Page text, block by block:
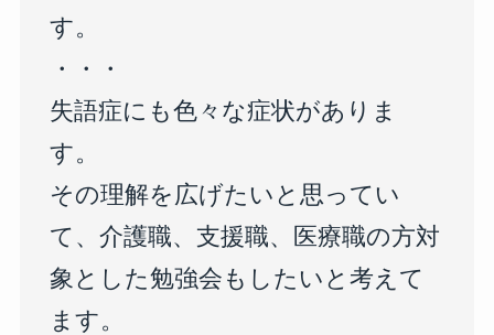
す。
・・・
失語症にも色々な症状がありま
す。
その理解を広げたいと思ってい
て、介護職、支援職、医療職の方対
象とした勉強会もしたいと考えて
ます。